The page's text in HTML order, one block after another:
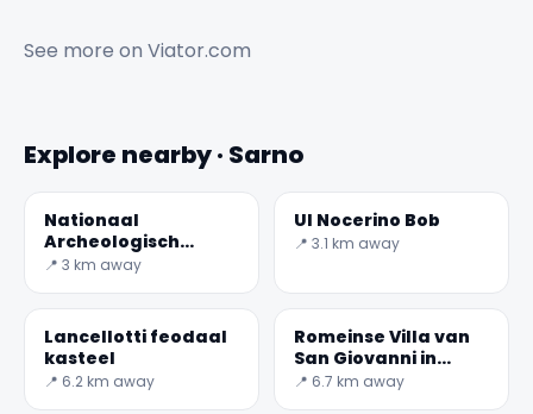
See more on Viator.com
Explore nearby · Sarno
Nationaal
Archeologisch
Museum van de
📍 3 km away
UI Nocerino Bob
📍 3.1 km away
Lancellotti feodaal
kasteel
📍 6.2 km away
Romeinse Villa van
San Giovanni in
Palco
📍 6.7 km away